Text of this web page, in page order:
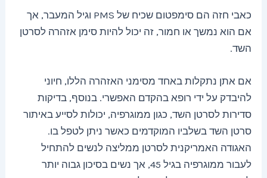
כאבי חזה הם סימפטום שכיח של PMS וגיל המעבר, אך
אם הוא נמשך או חמור, זה יכול להיות סימן אזהרה לסרטן
השד.
אם אתן נתקלות באחד מסימני האזהרה הללו, חיוני
להיבדק על ידי רופא בהקדם האפשרי. בנוסף, בדיקות
סדירות לסרטן השד, כגון ממוגרפיה, יכולות לסייע באיתור
סרטן השד בשלביו המוקדמים כאשר ניתן לטפל בו.
האגודה האמריקנית לסרטן ממליצה לנשים להתחיל
לעבור ממוגרפיה בגיל 45, אך נשים בסיכון גבוה יותר